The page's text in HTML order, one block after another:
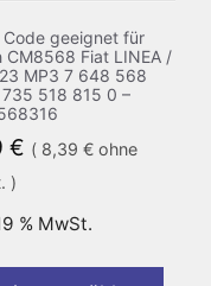
Code geeignet für
CM8568 Fiat LINEA /
MP3 7 648 568
735 518 815 0 –
€ ( 8,39 €ohne
)
% MwSt.